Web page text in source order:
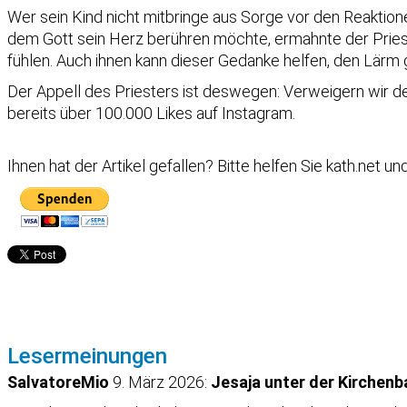
Wer sein Kind nicht mitbringe aus Sorge vor den
dem Gott sein Herz berühren möchte, ermahnte der
fühlen. Auch ihnen kann dieser Gedanke helfen, den
Der Appell des Priesters ist deswegen: Verweigern wir
bereits über 100.000 Likes auf Instagram.
Ihnen hat der Artikel gefallen? Bitte helfen Sie kath.net
Lesermeinungen
SalvatoreMio 9. März 2026: Jesaja unter der